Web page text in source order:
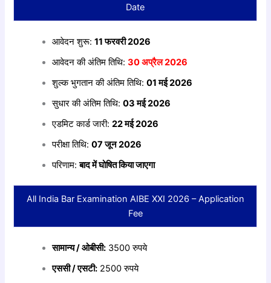
Date
आवेदन शुरू:11 फरवरी 2026
आवेदन की अंतिम तिथि:30 अप्रैल 2026
शुल्क भुगतान की अंतिम तिथि:01 मई 2026
सुधार की अंतिम तिथि:03 मई 2026
एडमिट कार्ड जारी:22 मई 2026
परीक्षा तिथि:07 जून 2026
परिणाम:बाद में घोषित किया जाएगा
All India Bar Examination AIBE XXI 2026 – Application
Fee
सामान्य / ओबीसी: 3500 रुपये
एससी / एसटी: 2500 रुपये